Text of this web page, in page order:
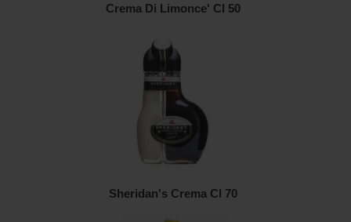
Crema Di Limonce' Cl 50
Sheridan's Crema Cl 70